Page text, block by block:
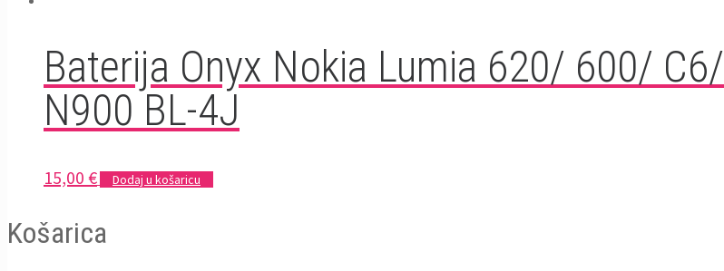
Baterija Onyx Nokia Lumia 620/ 600/ C6/
N900 BL-4J
15,00 € Dodaj u košaricu
Košarica